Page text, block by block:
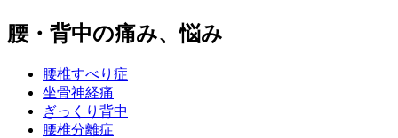
腰・背中の痛み、悩み
腰椎すべり症
坐骨神経痛
ぎっくり背中
腰椎分離症